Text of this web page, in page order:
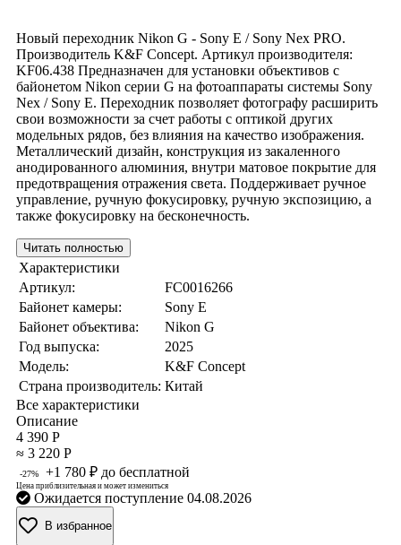
Новый переходник Nikon G - Sony E / Sony Nex PRO.
Производитель K&F Concept. Артикул производителя:
KF06.438 Предназначен для установки объективов с
байонетом Nikon серии G на фотоаппараты системы Sony
Nex / Sony E. Переходник позволяет фотографу расширить
свои возможности за счет работы с оптикой других
модельных рядов, без влияния на качество изображения.
Металлический дизайн, конструкция из закаленного
анодированного алюминия, внутри матовое покрытие для
предотвращения отражения света. Поддерживает ручное
управление, ручную фокусировку, ручную экспозицию, а
также фокусировку на бесконечность.
Читать полностью
Характеристики
Артикул:
FC0016266
Байонет камеры:
Sony E
Байонет объектива:
Nikon G
Год выпуска:
2025
Модель:
K&F Concept
Страна производитель: Китай
Все характеристики
Описание
4 390 Р
≈ 3 220 Р
-27% +1 780 ₽ до бесплатной
Цена приблизительная и может измениться
Ожидается поступление 04.08.2026
В избранное